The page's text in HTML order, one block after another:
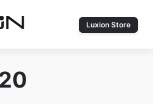
Luxion Store